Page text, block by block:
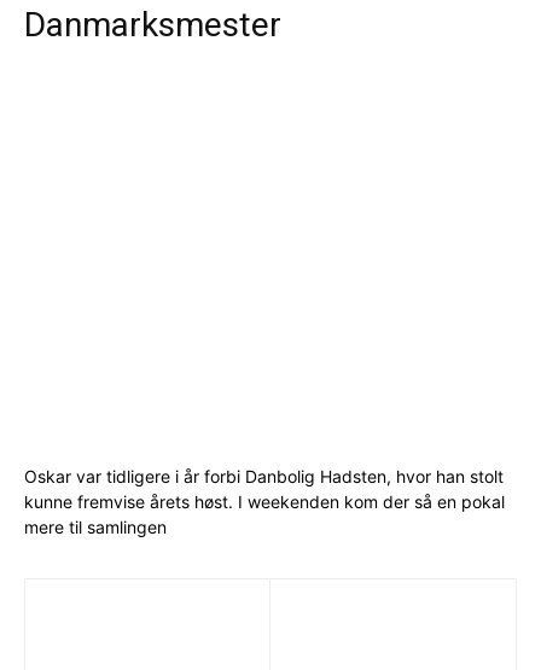
Danmarksmester
Oskar var tidligere i år forbi Danbolig Hadsten, hvor han stolt
kunne fremvise årets høst. I weekenden kom der så en pokal
mere til samlingen